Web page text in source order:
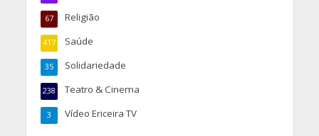
Religião
67
Saúde
417
Solidariedade
35
Teatro & Cinema
238
Vídeo Ericeira TV
3